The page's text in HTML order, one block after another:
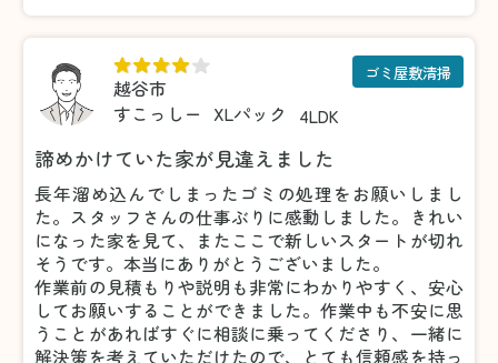
越谷市
すこっしー
XLパック 4LDK
ゴミ屋敷清掃
諦めかけていた家が見違えました
長年溜め込んでしまったゴミの処理をお願いしまし
た。スタッフさんの仕事ぶりに感動しました。きれい
になった家を見て、またここで新しいスタートが切れ
そうです。本当にありがとうございました。
作業前の見積もりや説明も非常にわかりやすく、安心
してお願いすることができました。作業中も不安に思
うことがあればすぐに相談に乗ってくださり、一緒に
解決策を考えていただけたので、とても信頼感を持っ